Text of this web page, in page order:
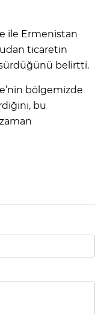
ile Ermenistan
ticaretin
sürdüğünü belirtti.
bölgemizde
bu